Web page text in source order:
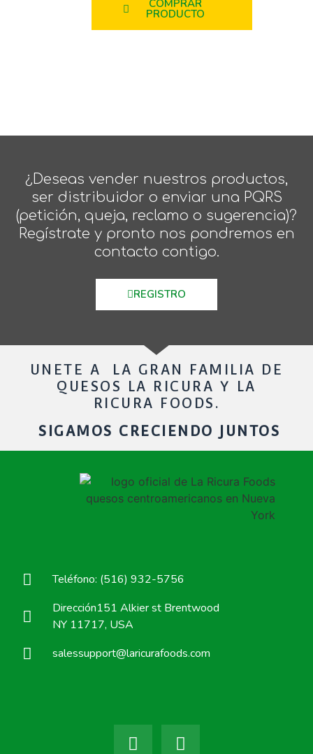
COMPRAR
PRODUCTO
¿Deseas vender nuestros productos,
ser distribuidor o enviar una PQRS
(petición, queja, reclamo o sugerencia)?
Regístrate y pronto nos pondremos en
contacto contigo.
REGISTRO
UNETE A LA GRAN FAMILIA DE
QUESOS LA RICURA Y LA
RICURA FOODS.
SIGAMOS CRECIENDO JUNTOS
Teléfono: (516) 932-5756
Dirección151 Alkier st Brentwood
NY 11717, USA
salessupport@laricurafoods.com